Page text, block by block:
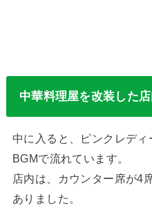
中華料理屋を改装した
中に入ると、ピンクレデ
BGMで流れています。
店内は、カウンター席が4
ありました。